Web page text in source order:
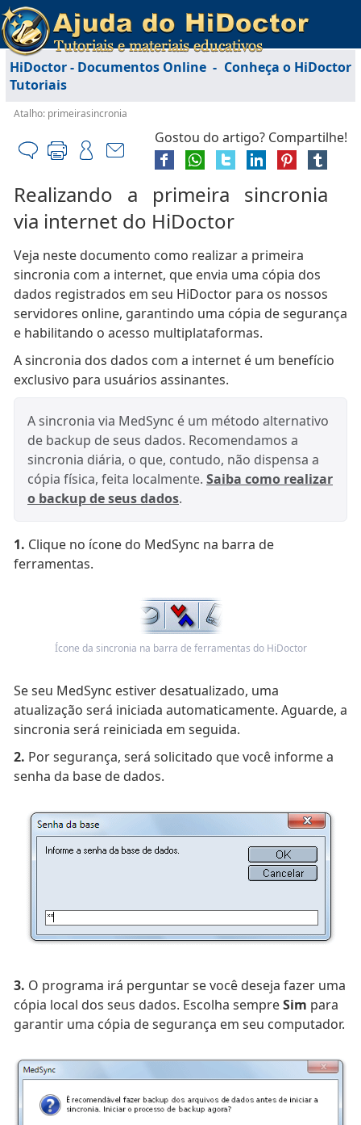
Conheça o HiDoctor
HiDoctor - Documentos Online -
Tutoriais
Atalho: primeirasincronia
Gostou do artigo? Compartilhe!
Realizando a primeira sincronia
via internet do HiDoctor
Veja neste documento como realizar a primeira
sincronia com a internet, que envia uma cópia dos
dados registrados em seu HiDoctor para os nossos
servidores online, garantindo uma cópia de segurança
e habilitando o acesso multiplataformas.
A sincronia dos dados com a internet é um benefício
exclusivo para usuários assinantes.
A sincronia via MedSync é um método alternativo
de backup de seus dados. Recomendamos a
sincronia diária, o que, contudo, não dispensa a
cópia física, feita localmente. Saiba como realizar
o backup de seus dados.
1. Clique no ícone do MedSync na barra de
ferramentas.
Ícone da sincronia na barra de ferramentas do HiDoctor
Se seu MedSync estiver desatualizado, uma
atualização será iniciada automaticamente. Aguarde, a
sincronia será reiniciada em seguida.
2. Por segurança, será solicitado que você informe a
senha da base de dados.
3. O programa irá perguntar se você deseja fazer uma
cópia local dos seus dados. Escolha sempreSim para
garantir uma cópia de segurança em seu computador.